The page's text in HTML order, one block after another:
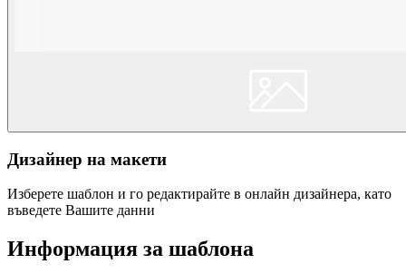
Дизайнер на макети
Изберете шаблон и го редактирайте в онлайн дизайнера, като
въведете Вашите данни
Информация за шаблона